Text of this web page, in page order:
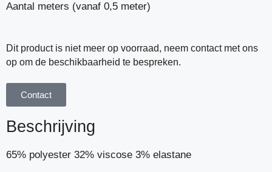
Aantal meters (vanaf 0,5 meter)
Dit product is niet meer op voorraad, neem contact met ons
op om de beschikbaarheid te bespreken.
Contact
Beschrijving
65% polyester 32% viscose 3% elastane